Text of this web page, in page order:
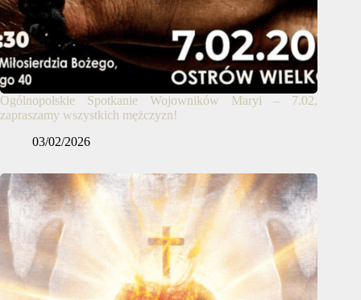
Ogólnopolskie Spotkanie Wojowników Maryi – 7.02,
zapraszamy wszystkich mężczyzn!
03/02/2026